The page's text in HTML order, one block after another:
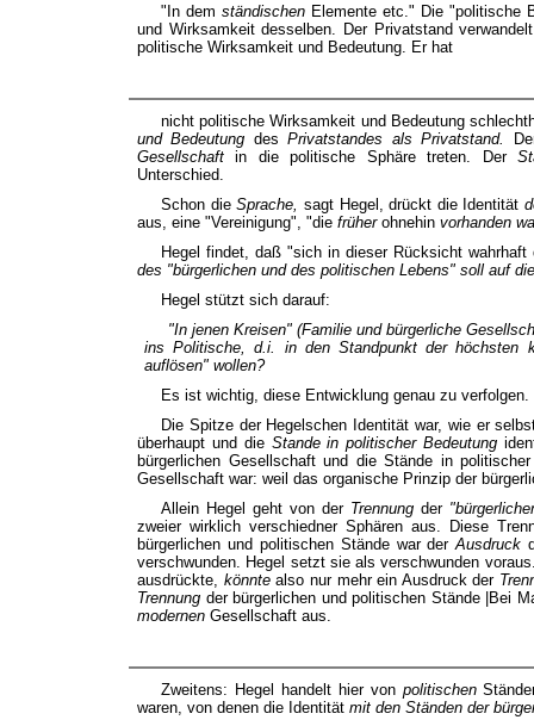
"In demständischen Elemente etc." Die "politische
und Wirksamkeit desselben. Der Privatstand
politische Wirksamkeit und Bedeutung. Er hat
nicht politische Wirksamkeit und Bedeutung
und Bedeutung desPrivatstandes als Privatstand.
Gesellschaftin die politische Sphäre treten. Der
Unterschied.
Schon dieSprache, sagt Hegel, drückt die Identität
aus, eine "Vereinigung", "die früher ohnehin vorhanden
Hegel findet, daß "sich in dieser Rücksicht
des "bürgerlichen und des politischen Lebens" soll auf
Hegel stützt sich darauf:
"In jenen Kreisen" (Familie und bürgerliche
ins Politische, d.i. in den Standpunkt derhöchsten
auflösen" wollen?
Es ist wichtig, diese Entwicklung genau zu verfolgen.
Die Spitze der Hegelschen Identität war, wie er
überhaupt und die Stande in politischer Bedeutung
bürgerlichen Gesellschaft und die Stände in
Gesellschaft war: weil das organische Prinzip der
Allein Hegel geht von der Trennung der
zweier wirklich verschiedner Sphären aus. Diese
bürgerlichen und politischen Stände war derAusdruck
verschwunden. Hegel setzt sie als verschwunden
ausdrückte, könntealso nur mehr ein Ausdruck der
Trennung der bürgerlichen und politischen Stände |Bei
modernen Gesellschaft aus.
Zweitens: Hegel handelt hier von politischen
waren, von denen die Identität mit den Ständen der